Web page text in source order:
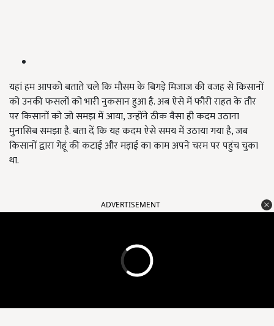
यहां हम आपको बताते चले कि मौसम के बिगड़े मिजाज की वजह से किसानों
को उनकी फसलों को भारी नुकसान हुआ है. अब ऐसे में फौरी राहत के तौर
पर किसानों को जो समझ में आया, उन्होंने ठीक वैसा ही कदम उठाना
मुनासिब समझा है. बता दें कि यह कदम ऐसे समय में उठाया गया है, जब
किसानों द्वारा गेहूं की कटाई और मड़ाई का काम अपने चरम पर पहुंच चुका
था.
ADVERTISEMENT